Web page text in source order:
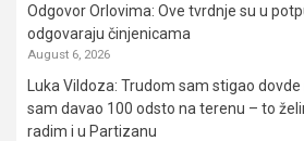
Odgovor Orlovima: ​Ove tvrdnje su u
odgovaraju činjenicama
August 6, 2026
Luka Vildoza: Trudom sam stigao dovde
sam davao 100 odsto na terenu – to
radim i u Partizanu